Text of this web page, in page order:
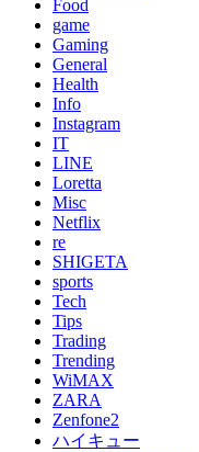
Food
game
Gaming
General
Health
Info
Instagram
IT
LINE
Loretta
Misc
Netflix
re
SHIGETA
sports
Tech
Tips
Trading
Trending
WiMAX
ZARA
Zenfone2
ハイキュー